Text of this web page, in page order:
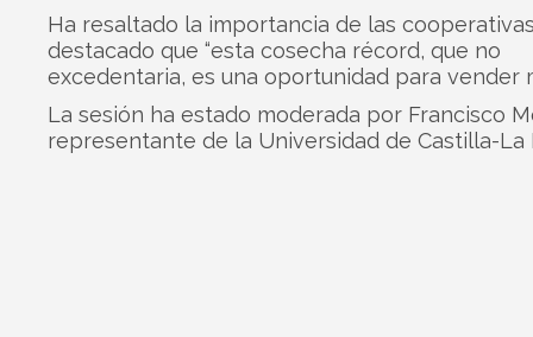
Ha resaltado la importancia de las
destacado que “esta cosecha récord, que no
excedentaria, es una oportunidad para vender
La sesión ha estado moderada por Francisco
representante de la Universidad de Castilla-La